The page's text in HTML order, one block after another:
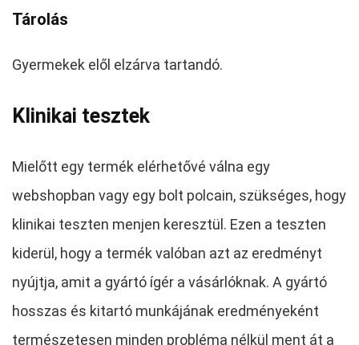
Tárolás
Gyermekek elől elzárva tartandó.
Klinikai tesztek
Mielőtt egy termék elérhetővé válna egy
webshopban vagy egy bolt polcain, szükséges, hogy
klinikai teszten menjen keresztül. Ezen a teszten
kiderül, hogy a termék valóban azt az eredményt
nyújtja, amit a gyártó ígér a vásárlóknak. A gyártó
hosszas és kitartó munkájának eredményeként
természetesen minden probléma nélkül ment át a